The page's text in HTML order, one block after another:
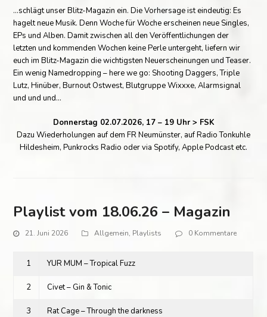
…schlägt unser Blitz-Magazin ein. Die Vorhersage ist eindeutig: Es
hagelt neue Musik. Denn Woche für Woche erscheinen neue Singles,
EPs und Alben. Damit zwischen all den Veröffentlichungen der
letzten und kommenden Wochen keine Perle untergeht, liefern wir
euch im Blitz-Magazin die wichtigsten Neuerscheinungen und Teaser.
Ein wenig Namedropping – here we go: Shooting Daggers, Triple
Lutz, Hinüber, Burnout Ostwest, Blutgruppe Wixxxe, Alarmsignal
und und und…
Donnerstag 02.07.2026, 17 – 19 Uhr > FSK
Dazu Wiederholungen auf dem FR Neumünster, auf Radio Tonkuhle
Hildesheim, Punkrocks Radio oder via Spotify, Apple Podcast etc.
Playlist vom 18.06.26 – Magazin
21. Juni 2026 Allgemein, Playlists 0 Kommentare
1 YUR MUM – Tropical Fuzz
2 Civet – Gin & Tonic
3 Rat Cage – Through the darkness